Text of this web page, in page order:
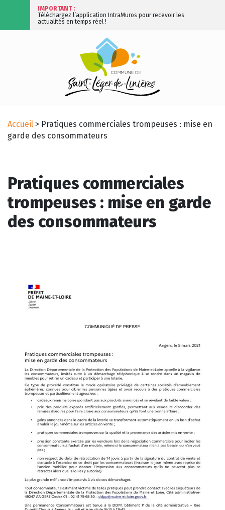
IMPORTANT :
Téléchargez l’application IntraMuros pour recevoir les
actualités en temps réel !
Accueil > Pratiques commerciales trompeuses : mise en
garde des consommateurs
Pratiques commerciales
trompeuses : mise en garde
des consommateurs